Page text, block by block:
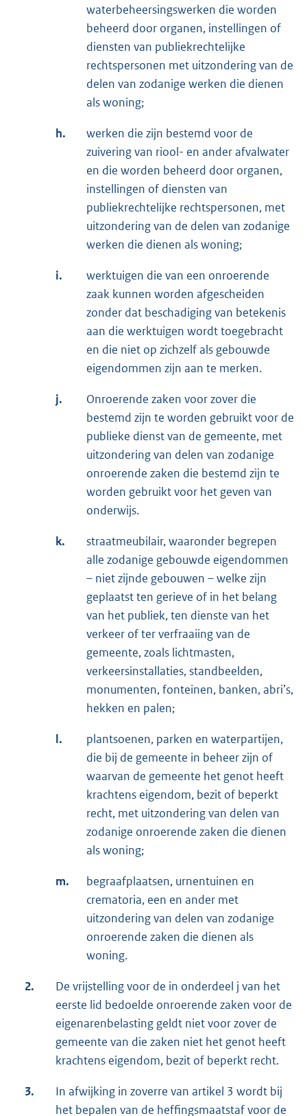
waterbeheersingswerken die worden
beheerd door organen, instellingen of
diensten van publiekrechtelijke
rechtspersonen met uitzondering van de
delen van zodanige werken die dienen
als woning;
h.
werken die zijn bestemd voor de
zuivering van riool- en ander afvalwater
en die worden beheerd door organen,
instellingen of diensten van
publiekrechtelijke rechtspersonen, met
uitzondering van de delen van zodanige
werken die dienen als woning;
i.
werktuigen die van een onroerende
zaak kunnen worden afgescheiden
zonder dat beschadiging van betekenis
aan die werktuigen wordt toegebracht
en die niet op zichzelf als gebouwde
eigendommen zijn aan te merken.
j.
Onroerende zaken voor zover die
bestemd zijn te worden gebruikt voor de
publieke dienst van de gemeente, met
uitzondering van delen van zodanige
onroerende zaken die bestemd zijn te
worden gebruikt voor het geven van
onderwijs.
k.
straatmeubilair, waaronder begrepen
alle zodanige gebouwde eigendommen
– niet zijnde gebouwen – welke zijn
geplaatst ten gerieve of in het belang
van het publiek, ten dienste van het
verkeer of ter verfraaiing van de
gemeente, zoals lichtmasten,
verkeersinstallaties, standbeelden,
monumenten, fonteinen, banken, abri’s,
hekken en palen;
l.
plantsoenen, parken en waterpartijen,
die bij de gemeente in beheer zijn of
waarvan de gemeente het genot heeft
krachtens eigendom, bezit of beperkt
recht, met uitzondering van delen van
zodanige onroerende zaken die dienen
als woning;
m.
begraafplaatsen, urnentuinen en
crematoria, een en ander met
uitzondering van delen van zodanige
onroerende zaken die dienen als
woning.
2.
De vrijstelling voor de in onderdeel j van het
eerste lid bedoelde onroerende zaken voor de
eigenarenbelasting geldt niet voor zover de
gemeente van die zaken niet het genot heeft
krachtens eigendom, bezit of beperkt recht.
3.
In afwijking in zoverre van artikel 3 wordt bij
het bepalen van de heffingsmaatstaf voor de